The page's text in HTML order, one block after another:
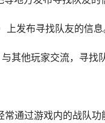
发布寻找队友的信息
其他玩家交流，寻找队
通过游戏内的战队